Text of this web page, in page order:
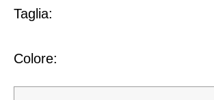
Taglia:
Colore: